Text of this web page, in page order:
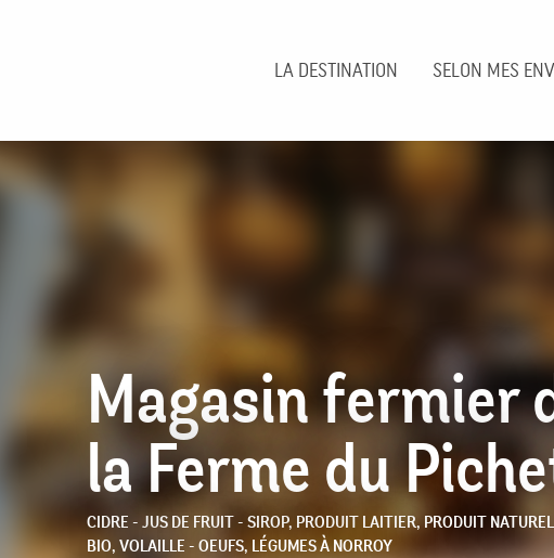
LA DESTINATION SELON MES
Magasin fermier
la Ferme du
CIDRE - JUS DE FRUIT - SIROP, PRODUIT LAITIER, PRODUIT NATUREL
BIO, VOLAILLE - OEUFS, LÉGUMESÀ NORROY